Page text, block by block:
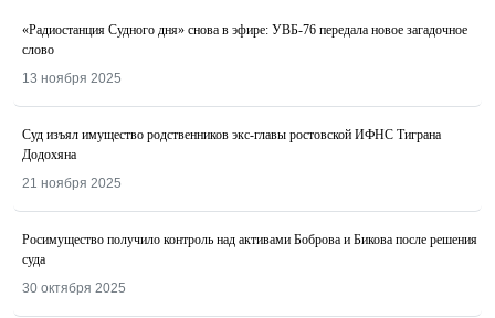
«Радиостанция Судного дня» снова в эфире: УВБ-76 передала новое загадочное
слово
13 ноября 2025
Суд изъял имущество родственников экс-главы ростовской ИФНС Тиграна
Додохяна
21 ноября 2025
Росимущество получило контроль над активами Боброва и Бикова после решения
суда
30 октября 2025